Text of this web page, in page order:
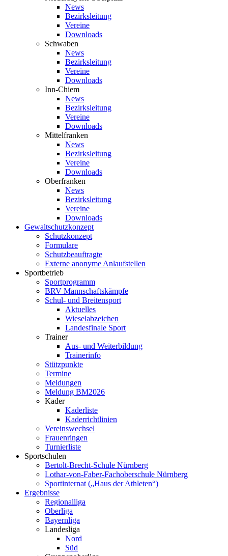
News
Bezirksleitung
Vereine
Downloads
Schwaben
News
Bezirksleitung
Vereine
Downloads
Inn-Chiem
News
Bezirksleitung
Vereine
Downloads
Mittelfranken
News
Bezirksleitung
Vereine
Downloads
Oberfranken
News
Bezirksleitung
Vereine
Downloads
Gewaltschutzkonzept
Schutzkonzept
Formulare
Schutzbeauftragte
Externe anonyme Anlaufstellen
Sportbetrieb
Sportprogramm
BRV Mannschaftskämpfe
Schul- und Breitensport
Aktuelles
Wieselabzeichen
Landesfinale Sport
Trainer
Aus- und Weiterbildung
Trainerinfo
Stützpunkte
Termine
Meldungen
Meldung BM2026
Kader
Kaderliste
Kaderrichtlinien
Vereinswechsel
Frauenringen
Turnierliste
Sportschulen
Bertolt-Brecht-Schule Nürnberg
Lothar-von-Faber-Fachoberschule Nürnberg
Sportinternat („Haus der Athleten“)
Ergebnisse
Regionalliga
Oberliga
Bayernliga
Landesliga
Nord
Süd